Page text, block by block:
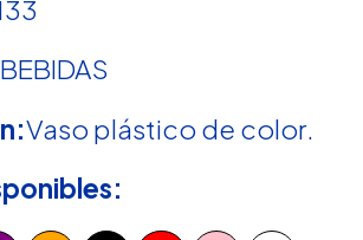
BEBIDAS
Vaso plástico de color.